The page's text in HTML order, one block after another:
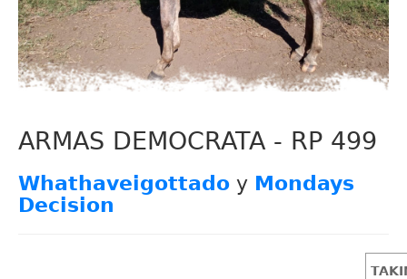
ARMAS DEMOCRATA - RP 499
Whathaveigottado y Mondays
Decision